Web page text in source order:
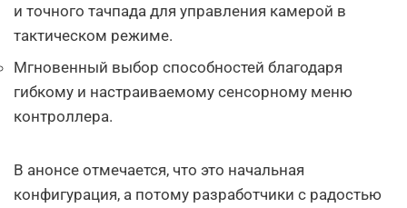
и точного тачпада для управления камерой в
тактическом режиме.
Мгновенный выбор способностей благодаря
гибкому и настраиваемому сенсорному меню
контроллера.
В анонсе отмечается, что это начальная
конфигурация, а потому разработчики с радостью